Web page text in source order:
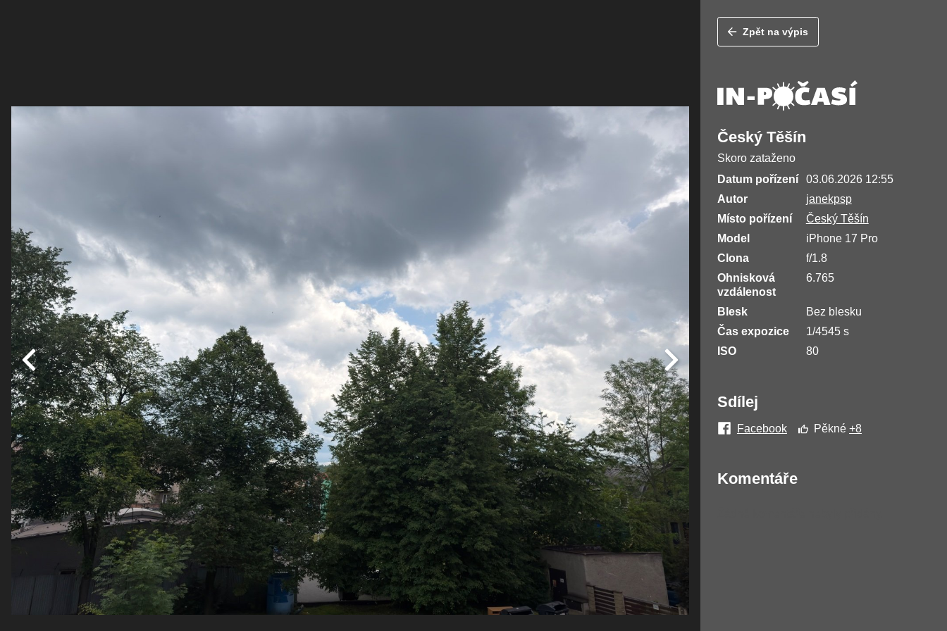
Zpět na výpis
Český Těšín
Skoro zataženo
Datum pořízení
03.06.2026 12:55
Autor
janekpsp
Místo pořízení
Český Těšín
Model
iPhone 17 Pro
Clona
f/1.8
Ohnisková
vzdálenost
6.765
Blesk
Bez blesku
Čas expozice
1/4545 s
ISO
80
Sdílej
Facebook Pěkné +8
Komentáře